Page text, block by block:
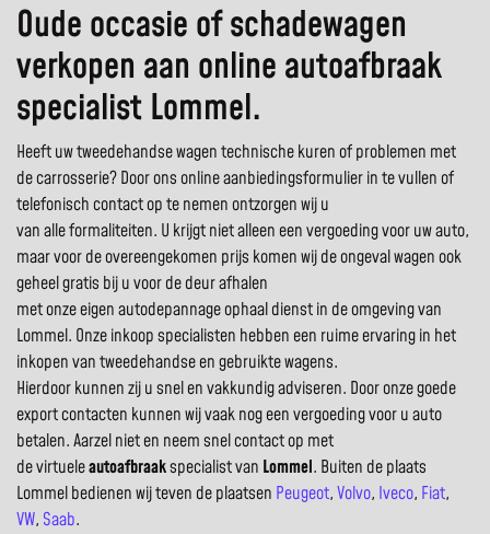
Oude occasie of schadewagen
verkopen aan online autoafbraak
specialist Lommel.
Heeft uw tweedehandse wagen technische kuren of problemen met
de carrosserie? Door ons online aanbiedingsformulier in te vullen of
telefonisch contact op te nemen ontzorgen wij u
van alle formaliteiten. U krijgt niet alleen een vergoeding voor uw auto,
maar voor de overeengekomen prijs komen wij de ongeval wagen ook
geheel gratis bij u voor de deur afhalen
met onze eigen autodepannage ophaal dienst in de omgeving van
Lommel. Onze inkoop specialisten hebben een ruime ervaring in het
inkopen van tweedehandse en gebruikte wagens.
Hierdoor kunnen zij u snel en vakkundig adviseren. Door onze goede
export contacten kunnen wij vaak nog een vergoeding voor u auto
betalen. Aarzel niet en neem snel contact op met
de virtueleautoafbraakspecialist van Lommel. Buiten de plaats
Lommel bedienen wij teven de plaatsen Peugeot,Volvo, Iveco, Fiat,
VW, Saab.